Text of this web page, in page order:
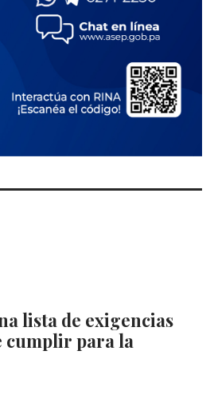
lista de exigencias
cumplir para la